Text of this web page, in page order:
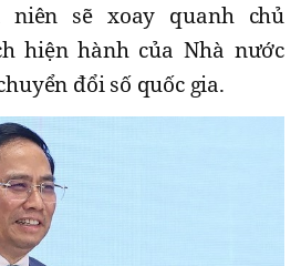
niên sẽ xoay quanh chủ
hiện hành của Nhà nước
đổi số quốc gia.